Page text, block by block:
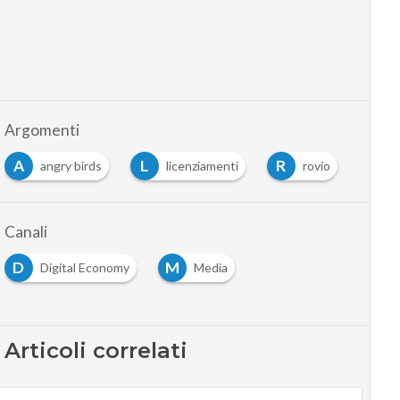
Argomenti
A
angry birds L licenziamenti R rovio
Canali
D
Digital Economy M Media
Articoli correlati